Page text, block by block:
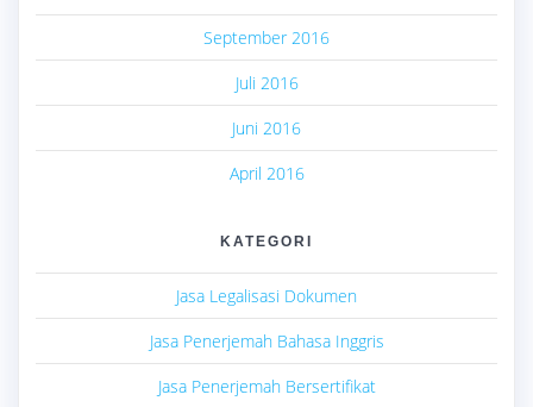
September 2016
Juli 2016
Juni 2016
April 2016
KATEGORI
Jasa Legalisasi Dokumen
Jasa Penerjemah Bahasa Inggris
Jasa Penerjemah Bersertifikat